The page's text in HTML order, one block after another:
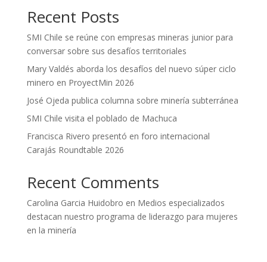
Recent Posts
SMI Chile se reúne con empresas mineras junior para
conversar sobre sus desafíos territoriales
Mary Valdés aborda los desafíos del nuevo súper ciclo
minero en ProyectMin 2026
José Ojeda publica columna sobre minería subterránea
SMI Chile visita el poblado de Machuca
Francisca Rivero presentó en foro internacional
Carajás Roundtable 2026
Recent Comments
Carolina Garcia Huidobro en Medios especializados
destacan nuestro programa de liderazgo para mujeres
en la minería